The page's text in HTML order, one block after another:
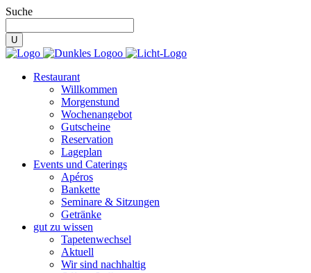
Suche
Restaurant
Willkommen
Morgenstund
Wochenangebot
Gutscheine
Reservation
Lageplan
Events und Caterings
Apéros
Bankette
Seminare & Sitzungen
Getränke
gut zu wissen
Tapetenwechsel
Aktuell
Wir sind nachhaltig